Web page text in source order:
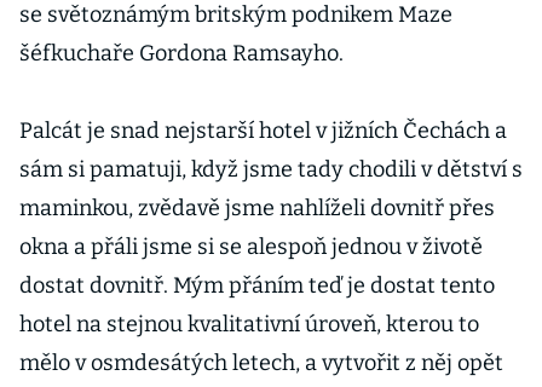
se světoznámým britským podnikem Maze
šéfkuchaře Gordona Ramsayho.
Palcát je snad nejstarší hotel v jižních Čechách a
sám si pamatuji, když jsme tady chodili v dětství s
maminkou, zvědavě jsme nahlíželi dovnitř přes
okna a přáli jsme si se alespoň jednou v životě
dostat dovnitř. Mým přáním teď je dostat tento
hotel na stejnou kvalitativní úroveň, kterou to
mělo v osmdesátých letech, a vytvořit z něj opět